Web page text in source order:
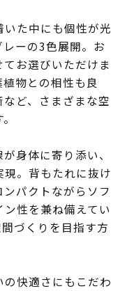
た中にも個性が光
ーの3色展開。お
お選びいただけま
物との相性も良
ど、さまざまな空
身体に寄り添い、
。背もたれに抜け
パクトながらソフ
性を兼ね備えてい
づくりを目指す方
快適さにもこだわ